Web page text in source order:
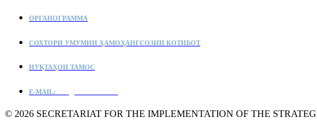
ОРГАНОГРАММА
СОХТОРИ УМУМИИ ҲАМОҲАНГСОЗИИ КОТИБОТ
НУҚТАҲОИ ТАМОС
E-MAIL:
© 2026 SECRETARIAT FOR THE IMPLEMENTATION OF THE